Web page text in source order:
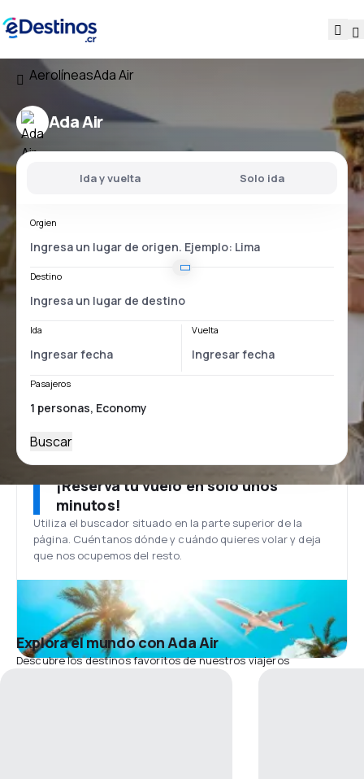
AerolíneasAda Air
Ada Air
Ida y vuelta Solo ida
Orgien
Destino
Ida Vuelta
Pasajeros
Buscar
¡Reserva tu vuelo en solo unos
minutos!
Utiliza el buscador situado en la parte superior de la
página. Cuéntanos dónde y cuándo quieres volar y deja
que nos ocupemos del resto.
Explora el mundo con Ada Air
Descubre los destinos favoritos de nuestros viajeros